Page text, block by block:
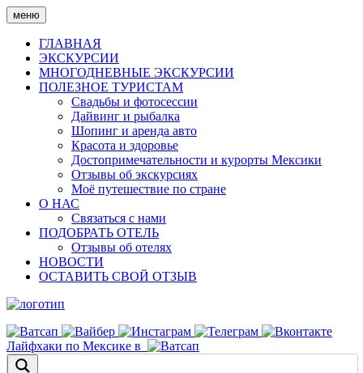
Skip
to
content
меню
ГЛАВНАЯ
ЭКСКУРСИИ
МНОГОДНЕВНЫЕ ЭКСКУРСИИ
ПОЛЕЗНОЕ ТУРИСТАМ
Свадьбы и фотосессии
Дайвинг и рыбалка
Шопинг и аренда авто
Красота и здоровье
Достопримечательности и курорты Мексики
Отзывы об экскурсиях
Моё путешествие по стране
О НАС
Связаться с нами
ПОДОБРАТЬ ОТЕЛЬ
Отзывы об отелях
НОВОСТИ
ОСТАВИТЬ СВОЙ ОТЗЫВ
Лайфхаки по Мексике в